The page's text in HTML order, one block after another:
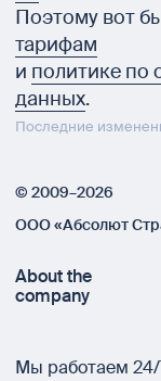
Поэтому вот
тарифам
и политике по
данных.
Последние
© 2009–2026
ООО «Абсолют
About the
company
Мы работаем 24/